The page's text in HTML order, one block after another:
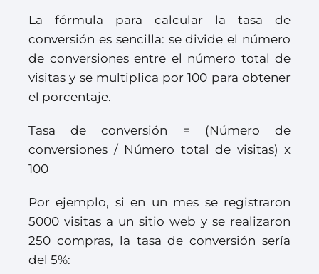
La fórmula para calcular la tasa de
conversión es sencilla: se divide el número
de conversiones entre el número total de
visitas y se multiplica por 100 para obtener
el porcentaje.
Tasa de conversión = (Número de
conversiones / Número total de visitas) x
100
Por ejemplo, si en un mes se registraron
5000 visitas a un sitio web y se realizaron
250 compras, la tasa de conversión sería
del 5%: